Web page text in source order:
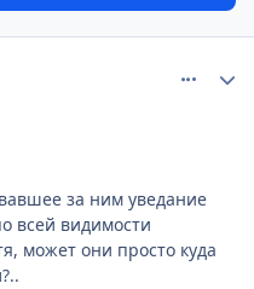
за ним уведание
всей видимости
может они просто куда